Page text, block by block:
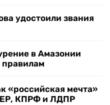
удостоили звания
в Амазонии
правилам
«российская мечта»
ЕР, КПРФ и ЛДПР